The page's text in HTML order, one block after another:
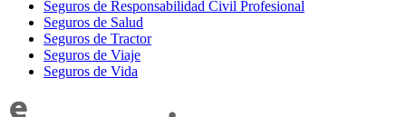
Seguros de Responsabilidad Civil Profesional
Seguros de Salud
Seguros de Tractor
Seguros de Viaje
Seguros de Vida